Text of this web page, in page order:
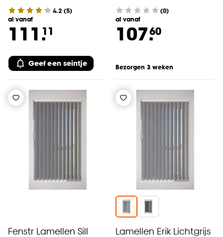
4.2 (5)
al vanaf
111.11
Geef een seintje
(0)
al vanaf
107.60
Bezorgen 3 weken
Fenstr Lamellen Sill Lamellen Erik Lichtgrijs